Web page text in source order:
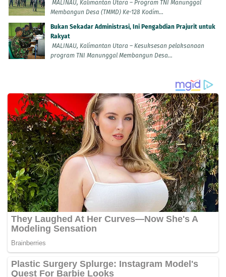
MALINAU, Kalimantan Utara – Program TNI Manunggal
Membangun Desa (TMMD) Ke-128 Kodim...
Bukan Sekadar Administrasi, Ini Pengabdian Prajurit untuk
Rakyat
MALINAU, Kalimantan Utara – Kesuksesan pelaksanaan
program TNI Manunggal Membangun Desa...